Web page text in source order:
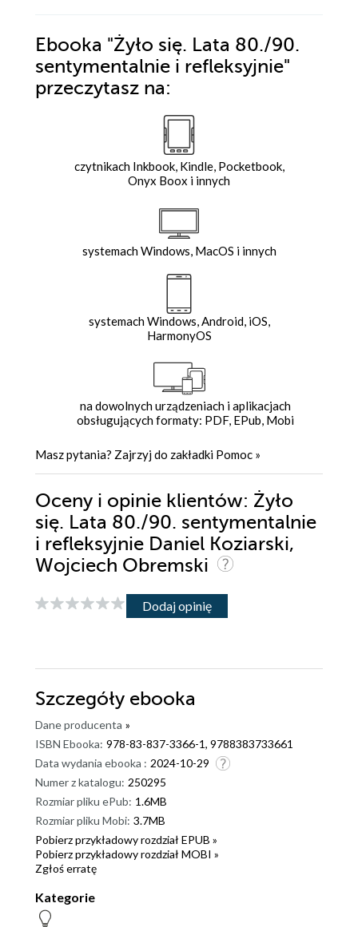
Ebooka "Żyło się. Lata 80./90.
sentymentalnie i refleksyjnie"
przeczytasz na:
czytnikach Inkbook, Kindle, Pocketbook,
Onyx Boox i innych
systemach Windows, MacOS i innych
systemach Windows, Android, iOS,
HarmonyOS
na dowolnych urządzeniach i aplikacjach
obsługujących formaty: PDF, EPub, Mobi
Masz pytania? Zajrzyj do zakładki Pomoc »
Oceny i opinie klientów: Żyło
się. Lata 80./90. sentymentalnie
i refleksyjnie Daniel Koziarski,
Wojciech Obremski
Dodaj opinię
Szczegóły ebooka
Dane producenta »
ISBN Ebooka: 978-83-837-3366-1, 9788383733661
Data wydania ebooka : 2024-10-29
Numer z katalogu: 250295
Rozmiar pliku ePub: 1.6MB
Rozmiar pliku Mobi: 3.7MB
Pobierz przykładowy rozdział EPUB »
Pobierz przykładowy rozdział MOBI »
Zgłoś erratę
Kategorie